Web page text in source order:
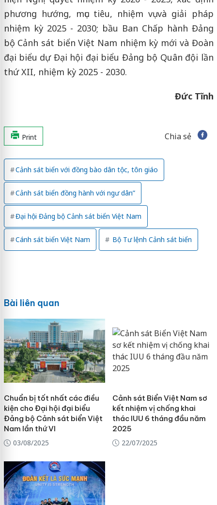
phương hướng, mục tiêu, nhiệm vụ và giải pháp
nhiệm kỳ 2025 - 2030; bầu Ban Chấp hành Đảng
bộ Cảnh sát biển Việt Nam nhiệm kỳ mới và Đoàn
đại biểu dự Đại hội đại biểu Đảng bộ Quân đội lần
thứ XII, nhiệm kỳ 2025 - 2030.
Đức Tĩnh
Print Chia sẻ
Cảnh sát biển với đồng bào dân tộc, tôn giáo
Cảnh sát biển đồng hành với ngư dân”
Đại hội Đảng bộ Cảnh sát biển Việt Nam
Cánh sát biển Việt Nam Bộ Tư lệnh Cảnh sát biển
Bài liên quan
Chuẩn bị tốt nhất các điều
kiện cho Đại hội đại biểu
Đảng bộ Cảnh sát biển Việt
Nam lần thứ VI
03/08/2025
Cảnh sát Biển Việt Nam sơ
kết nhiệm vị chống khai
thác IUU 6 tháng đầu năm
2025
22/07/2025